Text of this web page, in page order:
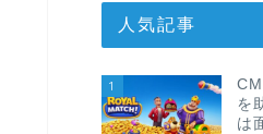
人気記事
1
を
は